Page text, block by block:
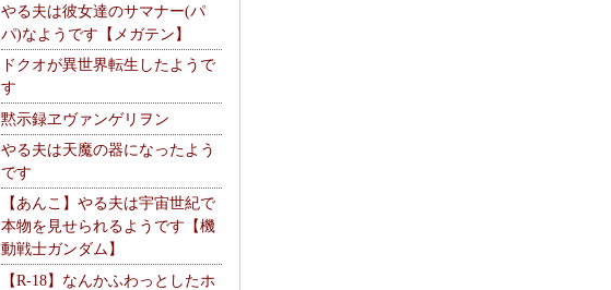
やる夫は彼女達のサマナー(パ
パ)なようです【メガテン】
ドクオが異世界転生したようで
す
黙示録ヱヴァンゲリヲン
やる夫は天魔の器になったよう
です
【あんこ】やる夫は宇宙世紀で
本物を見せられるようです【機
動戦士ガンダム】
【R-18】なんかふわっとしたホ